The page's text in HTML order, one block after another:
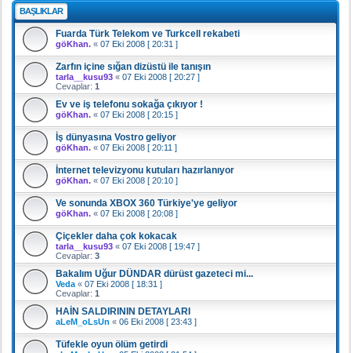
BAŞLIKLAR
Fuarda Türk Telekom ve Turkcell rekabeti
göKhan. « 07 Eki 2008 [ 20:31 ]
Zarfın içine sığan dizüstü ile tanışın
tarla__kusu93 « 07 Eki 2008 [ 20:27 ]
Cevaplar: 1
Ev ve iş telefonu sokağa çıkıyor !
göKhan. « 07 Eki 2008 [ 20:15 ]
İş dünyasına Vostro geliyor
göKhan. « 07 Eki 2008 [ 20:11 ]
İnternet televizyonu kutuları hazırlanıyor
göKhan. « 07 Eki 2008 [ 20:10 ]
Ve sonunda XBOX 360 Türkiye'ye geliyor
göKhan. « 07 Eki 2008 [ 20:08 ]
Çiçekler daha çok kokacak
tarla__kusu93 « 07 Eki 2008 [ 19:47 ]
Cevaplar: 3
Bakalım Uğur DÜNDAR dürüst gazeteci mi...
Veda « 07 Eki 2008 [ 18:31 ]
Cevaplar: 1
HAİN SALDIRININ DETAYLARI
aLeM_oLsUn « 06 Eki 2008 [ 23:43 ]
Tüfekle oyun ölüm getirdi